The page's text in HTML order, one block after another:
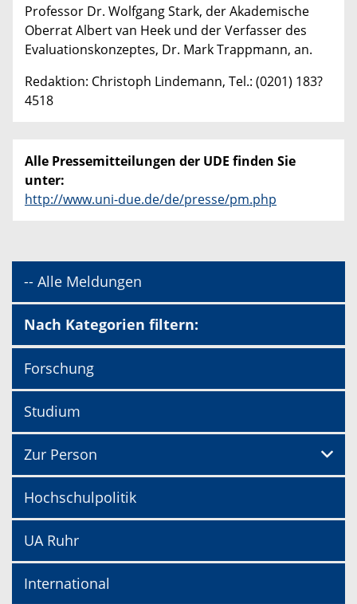
Professor Dr. Wolfgang Stark, der Akademische
Oberrat Albert van Heek und der Verfasser des
Evaluationskonzeptes, Dr. Mark Trappmann, an.
Redaktion: Christoph Lindemann, Tel.: (0201) 183?
4518
Alle Pressemitteilungen der UDE finden Sie
unter:
http://www.uni-due.de/de/presse/pm.php
-- Alle Meldungen
Nach Kategorien filtern:
Forschung
Studium
Zur Person
Hochschulpolitik
UA Ruhr
International